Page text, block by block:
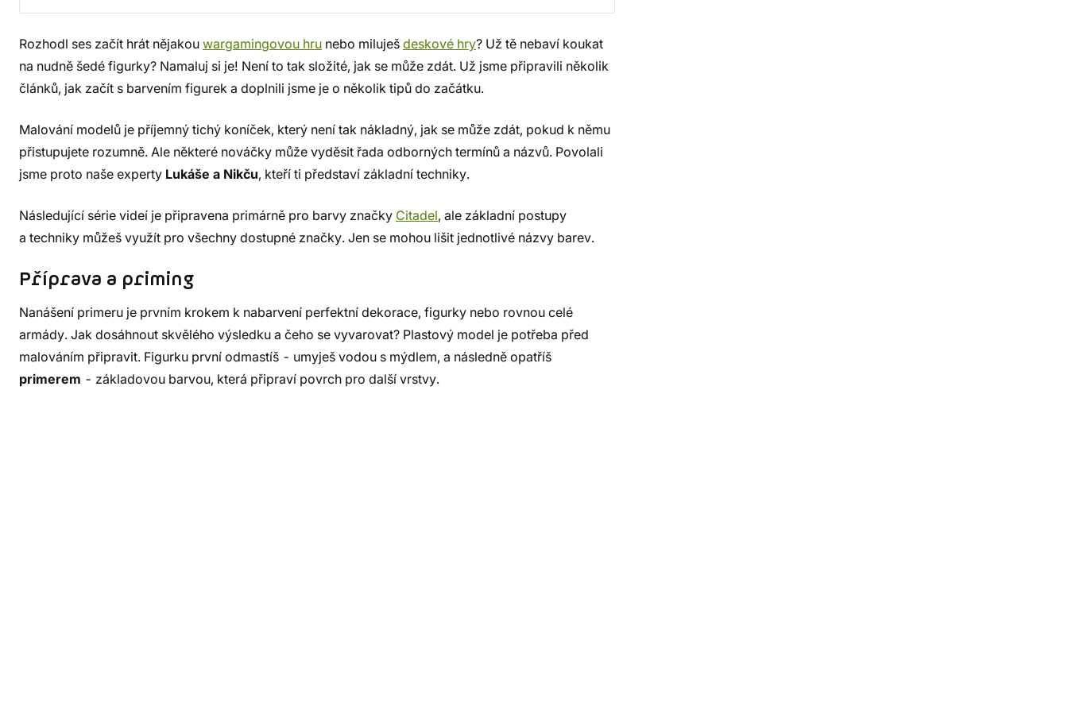
Rozhodl ses začít hrát nějakou wargamingovou hru nebo miluješ deskové hry? Už tě nebaví koukat
na nudně šedé figurky? Namaluj si je! Není to tak složité, jak se může zdát. Už jsme připravili několik
článků, jak začít s barvením figurek a doplnili jsme je o několik tipů do začátku.
Malování modelů je příjemný tichý koníček, který není tak nákladný, jak se může zdát, pokud k němu
přistupujete rozumně. Ale některé nováčky může vyděsit řada odborných termínů a názvů. Povolali
jsme proto naše experty Lukáše a Nikču, kteří ti představí základní techniky.
Následující série videí je připravena primárně pro barvy značky Citadel, ale základní postupy
a techniky můžeš využít pro všechny dostupné značky. Jen se mohou lišit jednotlivé názvy barev.
Příprava a priming
Nanášení primeru je prvním krokem k nabarvení perfektní dekorace, figurky nebo rovnou celé
armády. Jak dosáhnout skvělého výsledku a čeho se vyvarovat? Plastový model je potřeba před
malováním připravit. Figurku první odmastíš - umyješ vodou s mýdlem, a následně opatříš
primerem - základovou barvou, která připraví povrch pro další vrstvy.